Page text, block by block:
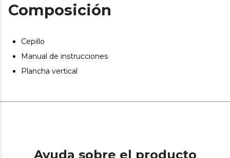
Composición
Cepillo
Manual de instrucciones
Plancha vertical
Ayuda sobre el producto